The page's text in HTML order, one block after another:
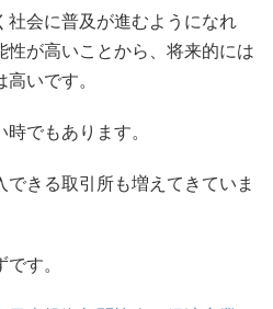
社会に普及が進むようになれ
性が高いことから、将来的には
いです。
でもあります。
きる取引所も増えてきていま
す。